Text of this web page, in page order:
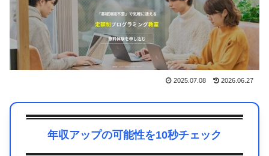
2025.07.08 2026.06.27
年収アップの可能性を10秒チェック